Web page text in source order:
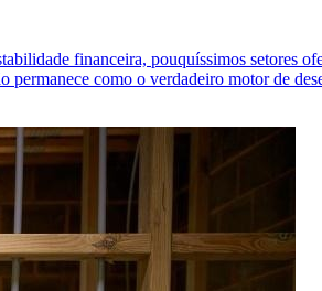
financeira, pouquíssimos setores
permanece como o verdadeiro motor de